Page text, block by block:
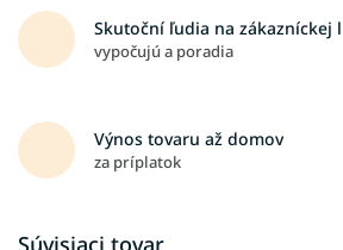
Skutoční ľudia na zákazníckej
vypočujú a poradia
Výnos tovaru až domov
za príplatok
Súvisiaci tovar